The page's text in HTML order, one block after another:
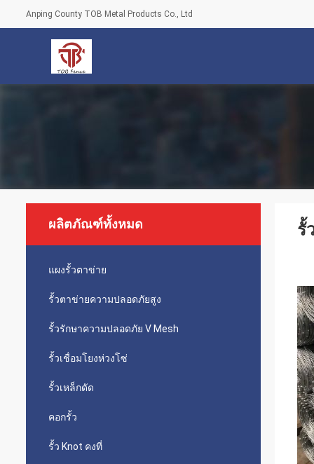
Anping County TOB Metal Products Co., Ltd
ผลิตภัณฑ์ทั้งหมด
แผงรั้วตาข่าย
รั้วตาข่ายความปลอดภัยสูง
รั้วรักษาความปลอดภัย V Mesh
รั้วเชื่อมโยงห่วงโซ่
รั้วเหล็กดัด
คอกรั้ว
รั้ว Knot คงที่
รั้